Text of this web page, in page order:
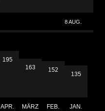
8 AUG.
195
APR.
163
MÄRZ
152
FEB.
135
JAN.